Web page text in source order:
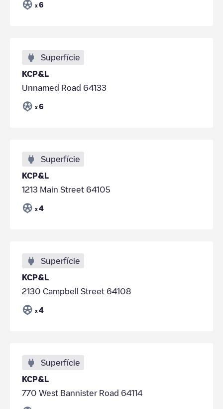
x 6
Superfície
KCP&L
Unnamed Road 64133
x 6
Superfície
KCP&L
1213 Main Street 64105
x 4
Superfície
KCP&L
2130 Campbell Street 64108
x 4
Superfície
KCP&L
770 West Bannister Road 64114